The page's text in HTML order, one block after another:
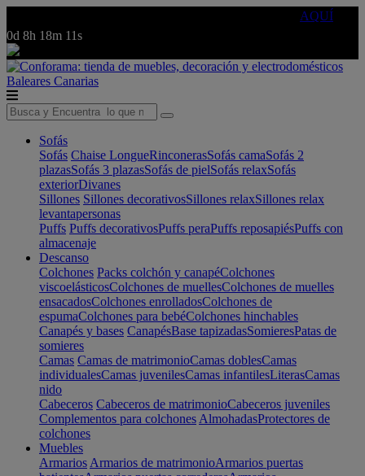
AQUÍ
0d 8h 18m 11s
Baleares Canarias
Sofás
Sofás Chaise LongueRinconerasSofás camaSofás 2
plazasSofás 3 plazasSofás de pielSofás relaxSofás
exteriorDivanes
Sillones Sillones decorativosSillones relaxSillones relax
levantapersonas
Puffs Puffs decorativosPuffs peraPuffs reposapiésPuffs con
almacenaje
Descanso
Colchones Packs colchón y canapéColchones
viscoelásticosColchones de muellesColchones de muelles
ensacadosColchones enrolladosColchones de
espumaColchones para bebéColchones hinchables
Canapés y bases CanapésBase tapizadasSomieresPatas de
somieres
Camas Camas de matrimonioCamas doblesCamas
individualesCamas juvenilesCamas infantilesLiterasCamas
nido
Cabeceros Cabeceros de matrimonioCabeceros juveniles
Complementos para colchones AlmohadasProtectores de
colchones
Muebles
Armarios Armarios de matrimonioArmarios puertas